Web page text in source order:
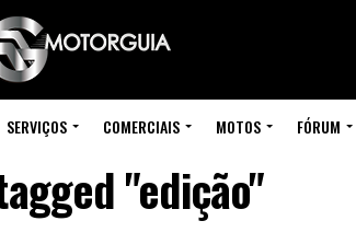
SERVIÇOS COMERCIAIS MOTOS FÓRUM
"edição"